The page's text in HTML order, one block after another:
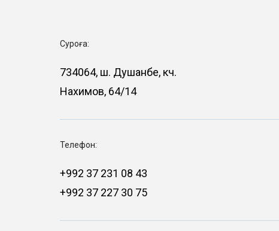
Суроға:
734064, ш. Душанбе, кӯч.
Нахимов, 64/14
Телефон:
+992 37 231 08 43
+992 37 227 30 75